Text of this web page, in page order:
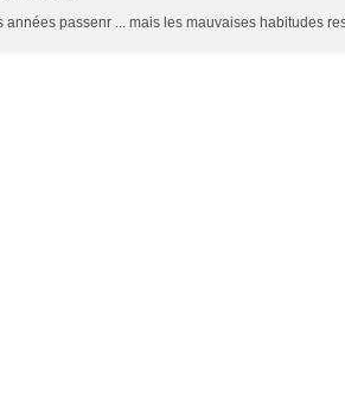
années passenr ... mais les mauvaises habitudes